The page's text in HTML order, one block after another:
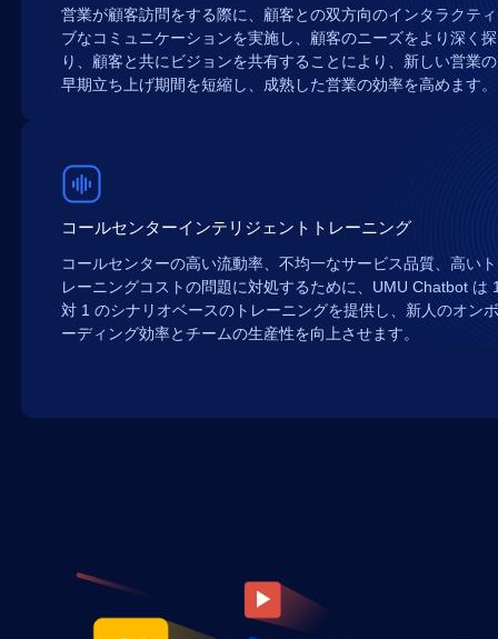
営業が顧客訪問をする際に、顧客との双方向のインタラクティ
ブなコミュニケーションを実施し、顧客のニーズをより深く探
り、顧客と共にビジョンを共有することにより、新しい営業の
早期立ち上げ期間を短縮し、成熟した営業の効率を高めます。
コールセンターインテリジェントトレーニング
コールセンターの高い流動率、不均一なサービス品質、高いト
レーニングコストの問題に対処するために、UMU Chatbot は
対 1 のシナリオベースのトレーニングを提供し、新人のオン
ーディング効率とチームの生産性を向上させます。